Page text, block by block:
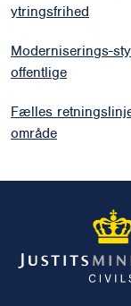
ytringsfrihed
Moderniserings-
offentlige
Fælles
område